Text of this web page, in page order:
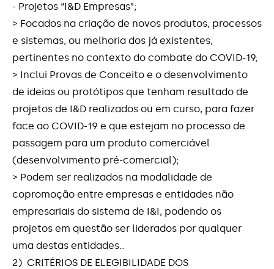
Sistema de Incentivos à “Inovação Produtiva
Energética nas Empresas
Sistema de Incentivos “I&D COVID-19”
- Projetos “I&D Empresas”;
> Focados na criação de novos produtos, processos
e sistemas, ou melhoria dos já existentes,
pertinentes no contexto do combate do COVID-19;
> Inclui Provas de Conceito e o desenvolvimento
de ideias ou protótipos que tenham resultado de
projetos de I&D realizados ou em curso, para fazer
face ao COVID-19 e que estejam no processo de
passagem para um produto comerciável
(desenvolvimento pré-comercial);
> Podem ser realizados na modalidade de
copromoção entre empresas e entidades não
empresariais do sistema de I&I, podendo os
projetos em questão ser liderados por qualquer
uma destas entidades..
2) CRITÉRIOS DE ELEGIBILIDADE DOS